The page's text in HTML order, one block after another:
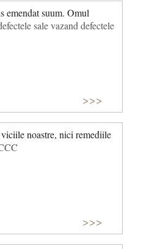
emendat suum. Omul
sale vazand defectele
>>>
noastre, nici remediile
>>>